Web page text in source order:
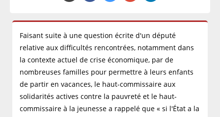
Faisant suite à une question écrite d'un député
relative aux difficultés rencontrées, notamment dans
la contexte actuel de crise économique, par de
nombreuses familles pour permettre à leurs enfants
de partir en vacances, le haut-commissaire aux
solidarités actives contre la pauvreté et le haut-
commissaire à la jeunesse a rappelé que « si l'État a la